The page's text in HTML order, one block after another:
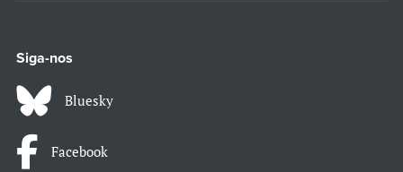
Siga-nos
Bluesky
Facebook